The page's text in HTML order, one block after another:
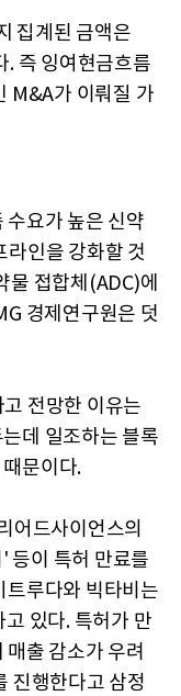
집계된 금액은
. 즉 잉여현금흐름
M&A가 이뤄질 가
수요가 높은 신약
라인을 강화할 것
물 접합체(ADC)에
경제연구원은 덧
전망한 이유는
데 일조하는 블록
문이다.
어드사이언스의
등이 특허 만료를
트루다와 빅타비는
있다. 특허가 만
출 감소가 우려
진행한다고 삼정